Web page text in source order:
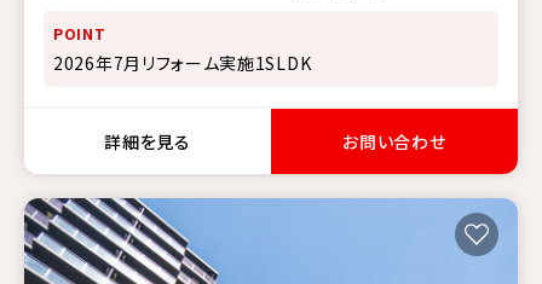
POINT
2026年7月リフォーム実施1SLDK
詳細を見る お問い合わせ